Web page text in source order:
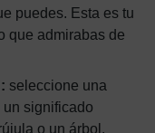
puedes. Esta es tu
que admirabas de
seleccione una
significado
o un árbol.